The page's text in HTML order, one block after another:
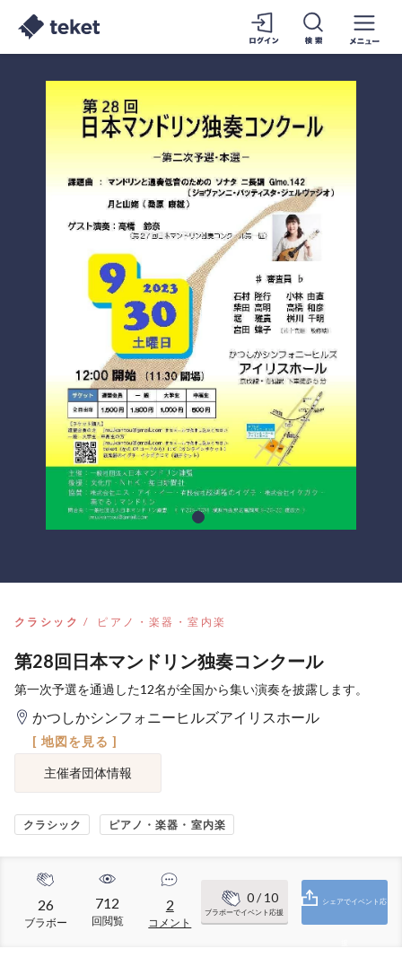
クラシック ピアノ・楽器・室内楽
第28回日本マンドリン独奏コンクール
第一次予選を通過した12名が全国から集い演奏を披露します。
かつしかシンフォニーヒルズアイリスホール
[ 地図を見る ]
主催者団体情報
クラシック ピアノ・楽器・室内楽
26
ブラボー
712
回閲覧
2
コメント
0/ 10
ブラボーでイベント応援
シェアでイベント応